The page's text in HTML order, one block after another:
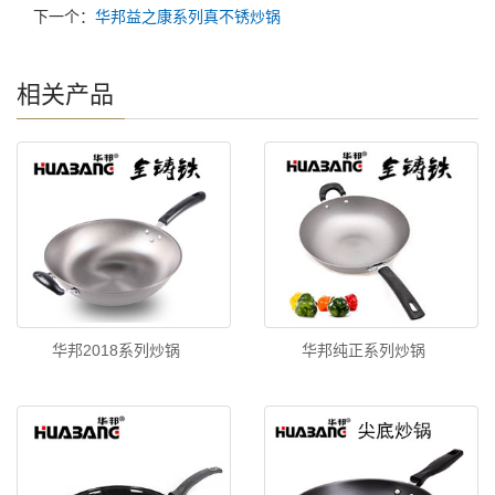
下一个： 华邦益之康系列真不锈炒锅
相关产品
华邦2018系列炒锅 华邦纯正系列炒锅